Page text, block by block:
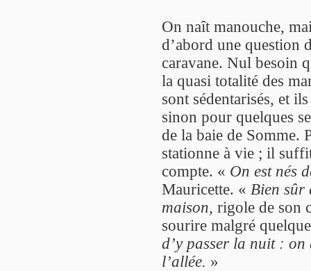
On naît manouche,
d’abord une question
caravane. Nul besoin
la quasi totalité des
sont sédentarisés, et
sinon pour quelques
de la baie de Somme.
stationne à vie ; il
compte. « On est nés
Mauricette. « Bien sûr
maison, rigole de son
sourire malgré
d’y passer la nuit :
l’allée. »